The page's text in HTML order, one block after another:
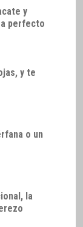
y
perfecto
y te
o un
la